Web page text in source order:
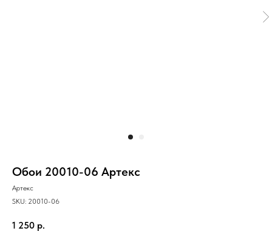
Обои 20010-06 Артекс
Артекс
SKU: 20010-06
1 250 р.